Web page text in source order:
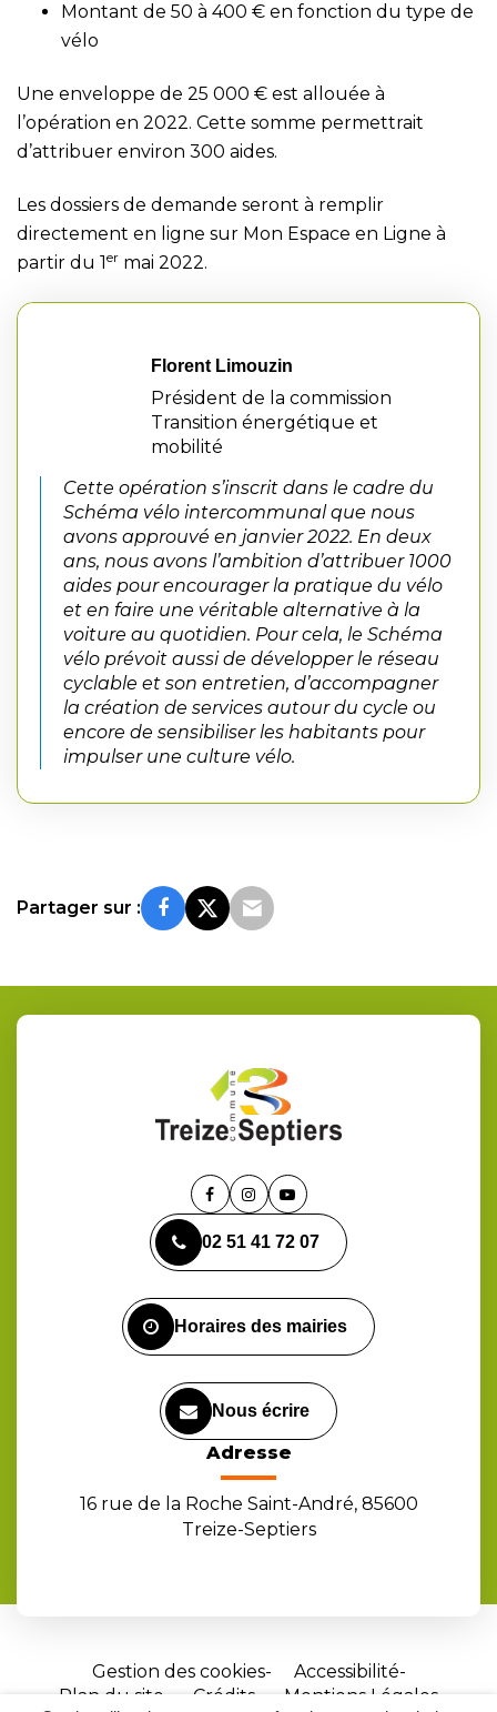
Montant de 50 à 400 € en fonction du type de
vélo
Une enveloppe de 25 000 € est allouée à
l’opération en 2022. Cette somme permettrait
d’attribuer environ 300 aides.
Les dossiers de demande seront à remplir
directement en ligne sur Mon Espace en Ligne à
partir du 1 er mai 2022.
Florent Limouzin
Président de la commission
Transition énergétique et
mobilité
Cette opération s’inscrit dans le cadre du
Schéma vélo intercommunal que nous
avons approuvé en janvier 2022. En deux
ans, nous avons l’ambition d’attribuer 1000
aides pour encourager la pratique du vélo
et en faire une véritable alternative à la
voiture au quotidien. Pour cela, le Schéma
vélo prévoit aussi de développer le réseau
cyclable et son entretien, d’accompagner
la création de services autour du cycle ou
encore de sensibiliser les habitants pour
impulser une culture vélo.
Partager sur :
Lien
le
compte
Lien
le
compte
Lien
la
chaîne
02 51 41 72 07
Horaires des mairies
Nous écrire
Adresse
16 rue de la Roche Saint-André, 85600
Treize-Septiers
Gestion des cookies
Accessibilité
Plan du site
Crédits Mentions Légales